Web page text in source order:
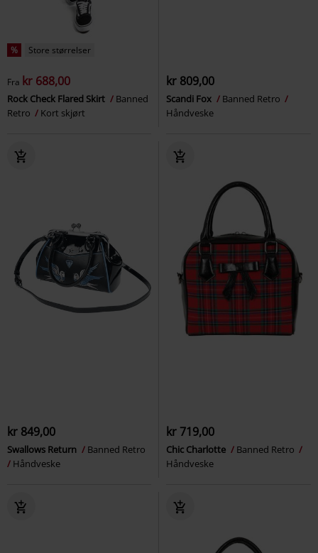
% Store størrelser
Fra kr 688,00
Rock Check Flared Skirt
Banned
Retro
Kort skjørt
kr 809,00
Scandi Fox
Banned Retro
Håndveske
kr 849,00
Swallows Return
Banned Retro
Håndveske
kr 719,00
Chic Charlotte
Banned Retro
Håndveske